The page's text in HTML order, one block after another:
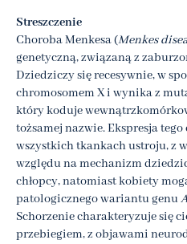
Streszczenie
Choroba Menkesa (Menkes
genetyczną, związaną z
Dziedziczy się recesywnie, w
chromosomem X i wynika z
który koduje
tożsamej nazwie. Ekspresja
wszystkich tkankach ustroju, z
względu na mechanizm
chłopcy, natomiast kobiety
patologicznego wariantu genu
Schorzenie charakteryzuje się
przebiegiem, z objawami